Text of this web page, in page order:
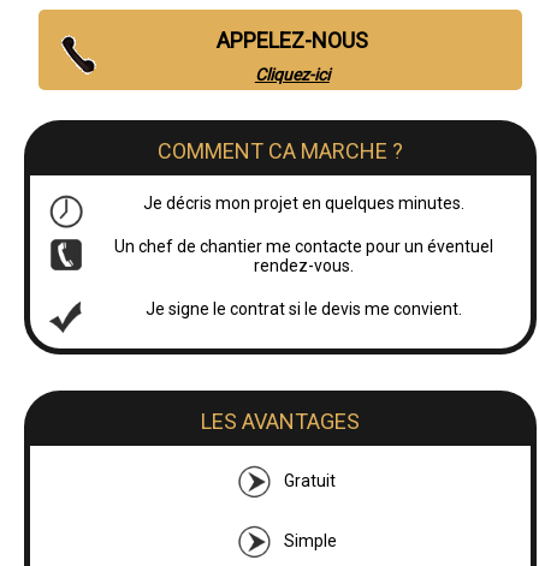
APPELEZ-NOUS
Cliquez-ici
COMMENT CA MARCHE ?
Je décris mon projet en quelques minutes.
Un chef de chantier me contacte pour un éventuel
rendez-vous.
Je signe le contrat si le devis me convient.
LES AVANTAGES
Gratuit
Simple